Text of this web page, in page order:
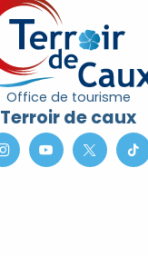
Office de tourisme
Terroir de caux